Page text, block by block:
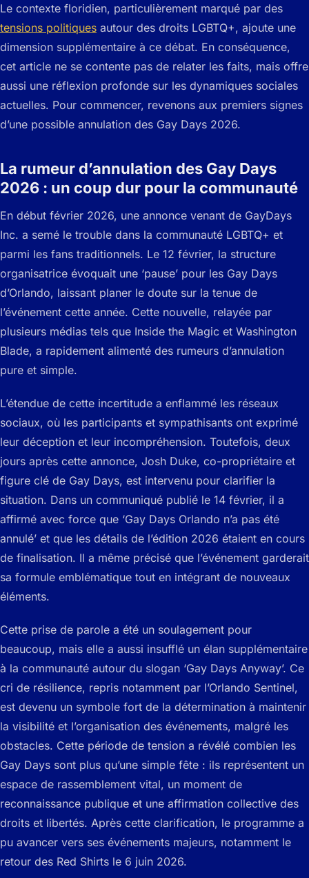
Le contexte floridien, particulièrement marqué par des
tensions politiques autour des droits LGBTQ+, ajoute une
dimension supplémentaire à ce débat. En conséquence,
cet article ne se contente pas de relater les faits, mais offre
aussi une réflexion profonde sur les dynamiques sociales
actuelles. Pour commencer, revenons aux premiers signes
d’une possible annulation des Gay Days 2026.
La rumeur d’annulation des Gay Days
2026 : un coup dur pour la communauté
En début février 2026, une annonce venant de GayDays
Inc. a semé le trouble dans la communauté LGBTQ+ et
parmi les fans traditionnels. Le 12 février, la structure
organisatrice évoquait une ‘pause’ pour les Gay Days
d’Orlando, laissant planer le doute sur la tenue de
l’événement cette année. Cette nouvelle, relayée par
plusieurs médias tels que Inside the Magic et Washington
Blade, a rapidement alimenté des rumeurs d’annulation
pure et simple.
L’étendue de cette incertitude a enflammé les réseaux
sociaux, où les participants et sympathisants ont exprimé
leur déception et leur incompréhension. Toutefois, deux
jours après cette annonce, Josh Duke, co-propriétaire et
figure clé de Gay Days, est intervenu pour clarifier la
situation. Dans un communiqué publié le 14 février, il a
affirmé avec force que ‘Gay Days Orlando n’a pas été
annulé’ et que les détails de l’édition 2026 étaient en cours
de finalisation. Il a même précisé que l’événement garderait
sa formule emblématique tout en intégrant de nouveaux
éléments.
Cette prise de parole a été un soulagement pour
beaucoup, mais elle a aussi insufflé un élan supplémentaire
à la communauté autour du slogan ‘Gay Days Anyway’. Ce
cri de résilience, repris notamment par l’Orlando Sentinel,
est devenu un symbole fort de la détermination à maintenir
la visibilité et l’organisation des événements, malgré les
obstacles. Cette période de tension a révélé combien les
Gay Days sont plus qu’une simple fête : ils représentent un
espace de rassemblement vital, un moment de
reconnaissance publique et une affirmation collective des
droits et libertés. Après cette clarification, le programme a
pu avancer vers ses événements majeurs, notamment le
retour des Red Shirts le 6 juin 2026.